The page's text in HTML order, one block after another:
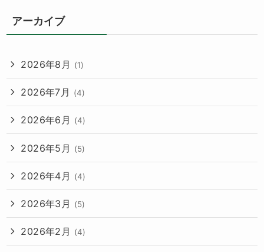
アーカイブ
2026年8月 (1)
2026年7月 (4)
2026年6月 (4)
2026年5月 (5)
2026年4月 (4)
2026年3月 (5)
2026年2月 (4)